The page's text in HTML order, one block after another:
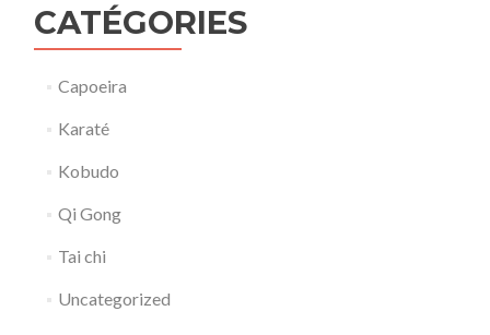
CATÉGORIES
Capoeira
Karaté
Kobudo
Qi Gong
Tai chi
Uncategorized